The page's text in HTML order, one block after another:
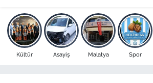
Kültür Asayiş Malatya Spor
Dünya
Bölge
Malatya Trafik Yoğunluk
Süper Lig Puan Durumu ve